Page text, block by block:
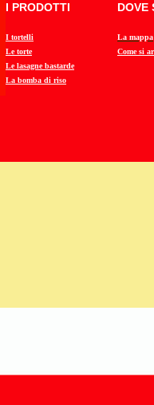
I PRODOTTI
I tortelli
Le torte
Le lasagne bastarde
La bomba di riso
DOVE
La mappa
Come si